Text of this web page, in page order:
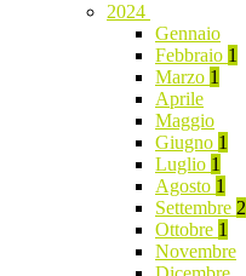
2024
Gennaio
Febbraio 1
Marzo 1
Aprile
Maggio
Giugno 1
Luglio 1
Agosto 1
Settembre 2
Ottobre 1
Novembre